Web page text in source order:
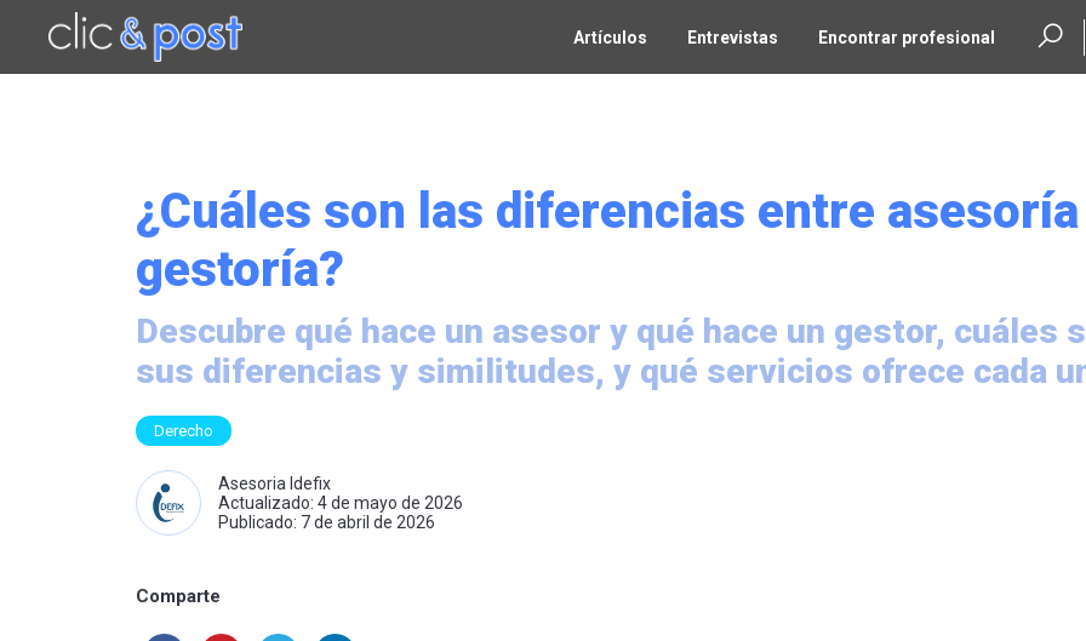
Artículos Entrevistas Encontrar profesional
¿Cuáles son las diferencias entre
gestoría?
Descubre qué hace un asesor y qué hace un gestor, cuáles
sus diferencias y similitudes, y qué servicios ofrece cada
Derecho
Asesoria Idefix
Actualizado: 4 de mayo de 2026
Publicado: 7 de abril de 2026
Comparte